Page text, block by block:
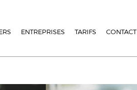
ENTREPRISES TARIFS CONTACT